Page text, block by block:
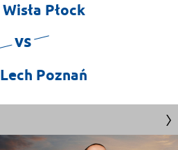
Wisła Płock
vs
Lech Poznań